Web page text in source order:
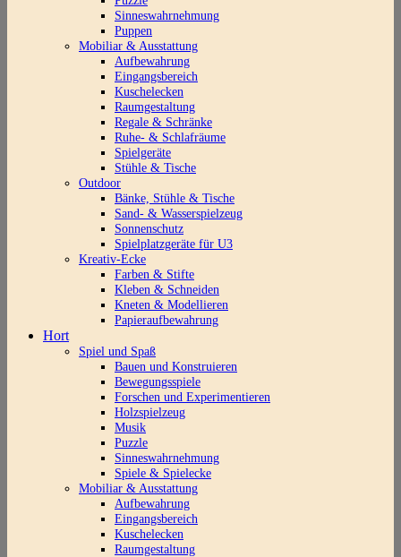
Sinneswahrnehmung
Puppen
Mobiliar & Ausstattung
Aufbewahrung
Eingangsbereich
Kuschelecken
Raumgestaltung
Regale & Schränke
Ruhe- & Schlafräume
Spielgeräte
Stühle & Tische
Outdoor
Bänke, Stühle & Tische
Sand- & Wasserspielzeug
Sonnenschutz
Spielplatzgeräte für U3
Kreativ-Ecke
Farben & Stifte
Kleben & Schneiden
Kneten & Modellieren
Papieraufbewahrung
Hort
Spiel und Spaß
Bauen und Konstruieren
Bewegungsspiele
Forschen und Experimentieren
Holzspielzeug
Musik
Puzzle
Sinneswahrnehmung
Spiele & Spielecke
Mobiliar & Ausstattung
Aufbewahrung
Eingangsbereich
Kuschelecken
Raumgestaltung